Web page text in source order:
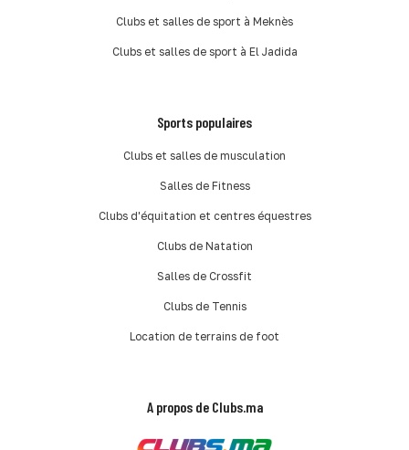
Clubs et salles de sport à Meknès
Clubs et salles de sport à El Jadida
Sports populaires
Clubs et salles de musculation
Salles de Fitness
Clubs d'équitation et centres équestres
Clubs de Natation
Salles de Crossfit
Clubs de Tennis
Location de terrains de foot
A propos de Clubs.ma